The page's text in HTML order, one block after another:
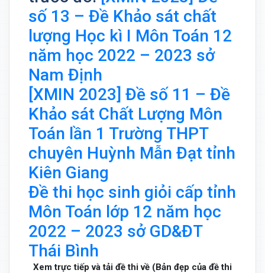
số 13 – Đề Khảo sát chất
lượng Học kì I Môn Toán 12
năm học 2022 – 2023 sở
Nam Định
[XMIN 2023] Đề số 11 – Đề
Khảo sát Chất Lượng Môn
Toán lần 1 Trường THPT
chuyên Huỳnh Mẫn Đạt tỉnh
Kiên Giang
Đề thi học sinh giỏi cấp tỉnh
Môn Toán lớp 12 năm học
2022 – 2023 sở GD&ĐT
Thái Bình
Xem trực tiếp và tải đề thi về (Bản đẹp của đề thi